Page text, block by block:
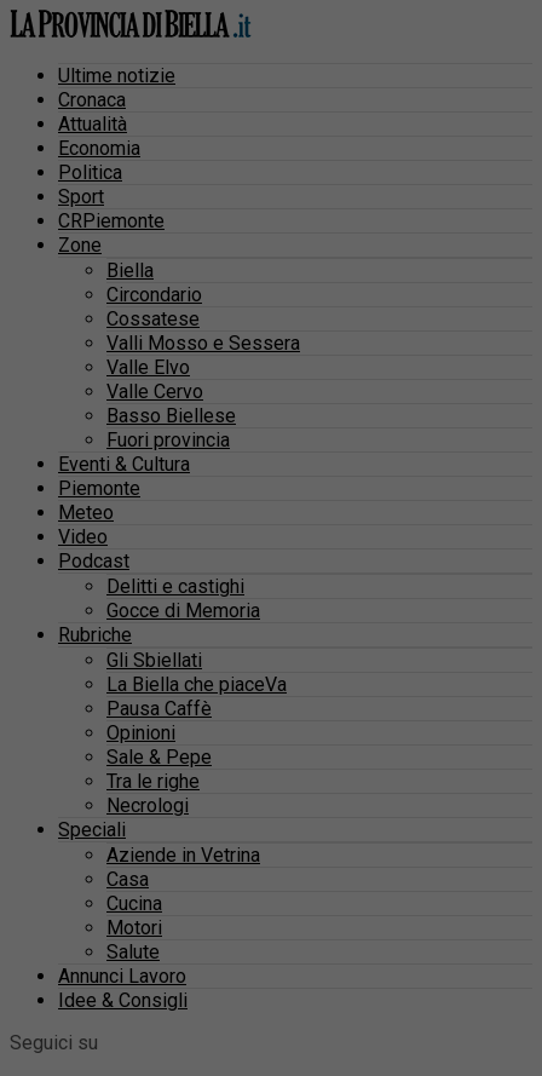
Ultime notizie
Cronaca
Attualità
Economia
Politica
Sport
CRPiemonte
Zone
Biella
Circondario
Cossatese
Valli Mosso e Sessera
Valle Elvo
Valle Cervo
Basso Biellese
Fuori provincia
Eventi & Cultura
Piemonte
Meteo
Video
Podcast
Delitti e castighi
Gocce di Memoria
Rubriche
Gli Sbiellati
La Biella che piaceVa
Pausa Caffè
Opinioni
Sale & Pepe
Tra le righe
Necrologi
Speciali
Aziende in Vetrina
Casa
Cucina
Motori
Salute
Annunci Lavoro
Idee & Consigli
Seguici su